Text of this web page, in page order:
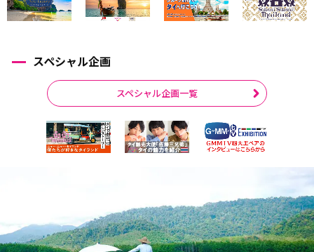
スペシャル企画
スペシャル企画一覧